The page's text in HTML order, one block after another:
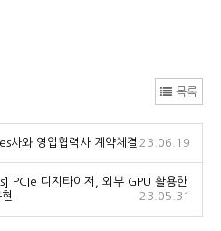
목록
사와 영업협력사 계약체결 23.06.19
PCIe 디지타이저, 외부 GPU 활용한
23.05.31